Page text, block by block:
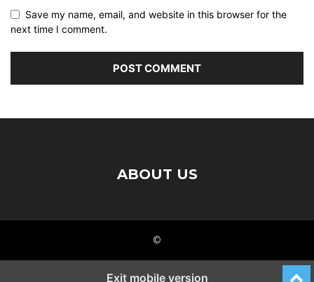
Save my name, email, and website in this browser for the
next time I comment.
ABOUT US
©
Exit mobile version